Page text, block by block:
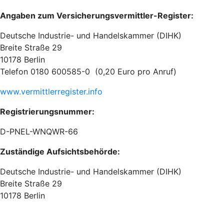
Angaben zum Versicherungsvermittler-Register:
Deutsche Industrie- und Handelskammer (DIHK)
Breite Straße 29
10178 Berlin
Telefon 0180 600585-0 (0,20 Euro pro Anruf)
www.vermittlerregister.info
Registrierungsnummer:
D-PNEL-WNQWR-66
Zuständige Aufsichtsbehörde:
Deutsche Industrie- und Handelskammer (DIHK)
Breite Straße 29
10178 Berlin